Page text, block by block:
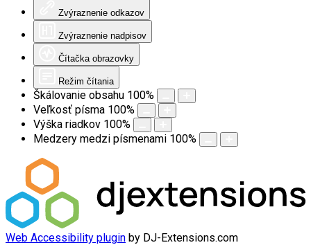
Zvýraznenie odkazov
Zvýraznenie nadpisov
Čítačka obrazovky
Režim čítania
Škálovanie obsahu 100%
Veľkosť písma 100%
Výška riadkov 100%
Medzery medzi písmenami 100%
Web Accessibility plugin by DJ-Extensions.com